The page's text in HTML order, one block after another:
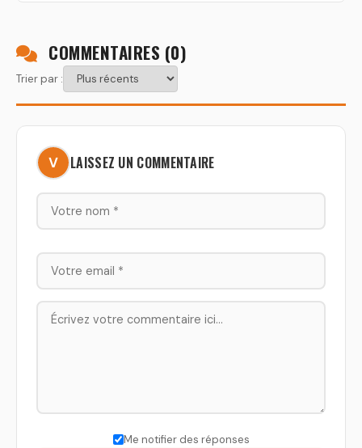
COMMENTAIRES (0)
Trier par :
LAISSEZ UN COMMENTAIRE
Me notifier des réponses